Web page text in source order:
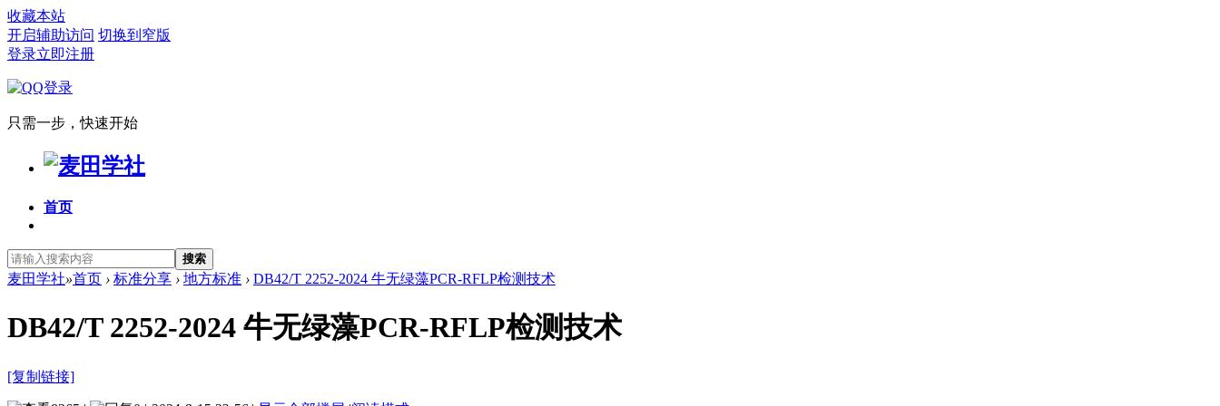
收藏本站
开启辅助访问 切换到窄版
登录立即注册
只需一步，快速开始
首页
搜索
麦田学社»首页 › 标准分享 › 地方标准 › DB42/T 2252-2024 牛无绿藻PCR-RFLP检测技术
DB42/T 2252-2024 牛无绿藻PCR-RFLP检测技术
[复制链接]